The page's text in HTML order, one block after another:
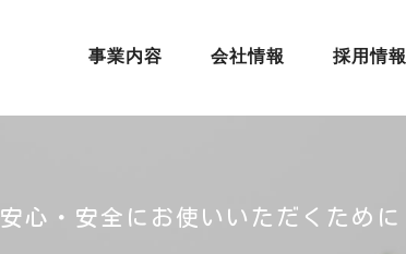
事業内容 会社情報 採用情報
安心・安全に お使いいただくために